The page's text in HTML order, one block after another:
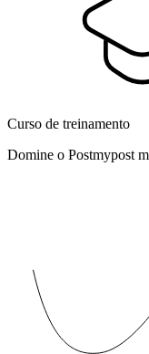
Curso de treinamento
Domine o Postmypost